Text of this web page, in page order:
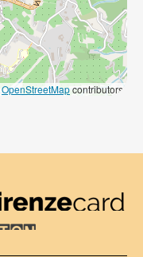
OpenStreetMapcontributors
Card